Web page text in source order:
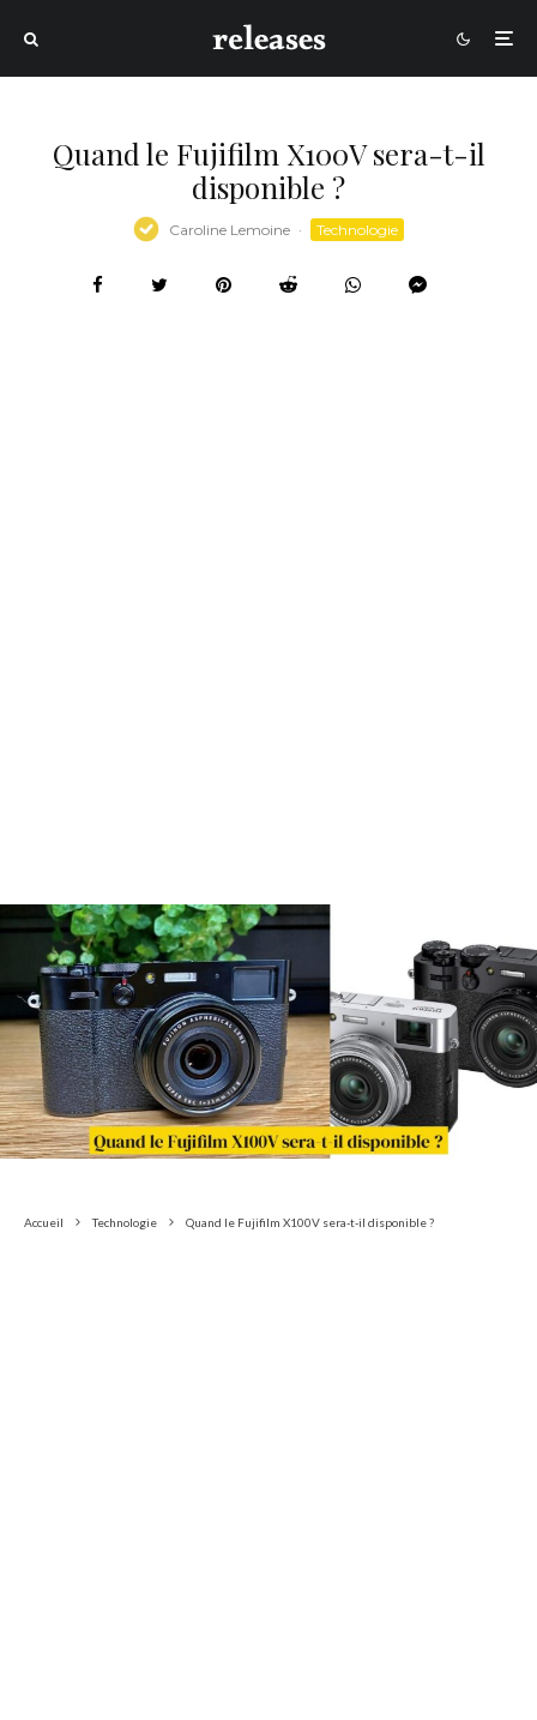
Quand le Fujifilm X100V sera-t-il
disponible ?
Caroline Lemoine · Technologie
Accueil Technologie Quand le Fujifilm X100V sera-t-il disponible ?